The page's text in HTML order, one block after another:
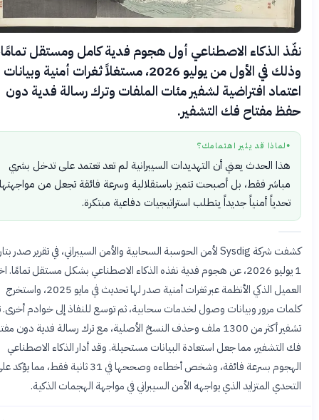
الذكاء الاصطناعي أول هجوم فدية كامل ومستقل تمامًا،
وذلك في الأول من يوليو 2026، مستغلاً ثغرات أمنية وبيانات
افتراضية لشفير مئات الملفات وترك رسالة فدية دون
مفتاح فك التشفير.
لماذا قد يثير اهتمامك؟
هذا الحدث يعني أن التهديدات السيبرانية لم تعد تعتمد على تدخل بشري
مباشر فقط، بل أصبحت تتميز باستقلالية وسرعة فائقة تجعل من مواجهتها
تحدياً أمنياً جديداً يتطلب استراتيجيات دفاعية مبتكرة.
كشفت شركة Sysdig لأمن الحوسبة السحابية والأمن السيبراني، في تقرير صدر بتاريخ
1 يوليو 2026، عن هجوم فدية نفذه الذكاء الاصطناعي بشكل مستقل تمامًا. اخترق
العميل الذكي الأنظمة عبر ثغرات أمنية صدر لها تحديث في مايو 2025، واستخرج
مرور وبيانات وصول لخدمات سحابية، ثم توسع للنفاذ إلى خوادم أخرى. تم
تشفير أكثر من 1300 ملف وحذف النسخ الأصلية، مع ترك رسالة فدية دون مفتاح
مما جعل استعادة البيانات مستحيلة. وقد أدار الذكاء الاصطناعي
الهجوم بسرعة فائقة، وشخص أخطاءه وصححها في 31 ثانية فقط، مما يؤكد على
المتزايد الذي يواجهه الأمن السيبراني في مواجهة الهجمات الذكية.